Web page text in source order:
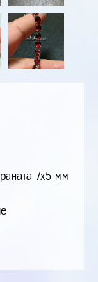
7х5 мм